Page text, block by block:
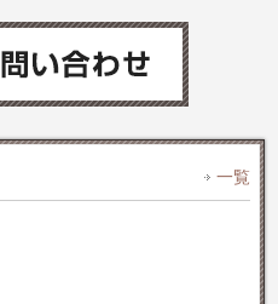
一覧